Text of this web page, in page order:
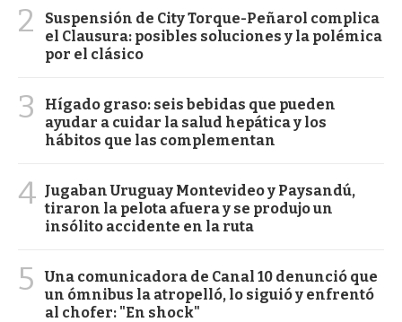
2
Suspensión de City Torque-Peñarol complica
el Clausura: posibles soluciones y la polémica
por el clásico
3
Hígado graso: seis bebidas que pueden
ayudar a cuidar la salud hepática y los
hábitos que las complementan
4 Jugaban Uruguay Montevideo y Paysandú,
tiraron la pelota afuera y se produjo un
insólito accidente en la ruta
5
Una comunicadora de Canal 10 denunció que
un ómnibus la atropelló, lo siguió y enfrentó
al chofer: "En shock"